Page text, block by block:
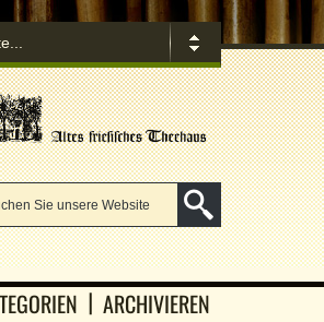
ARCHIVIEREN